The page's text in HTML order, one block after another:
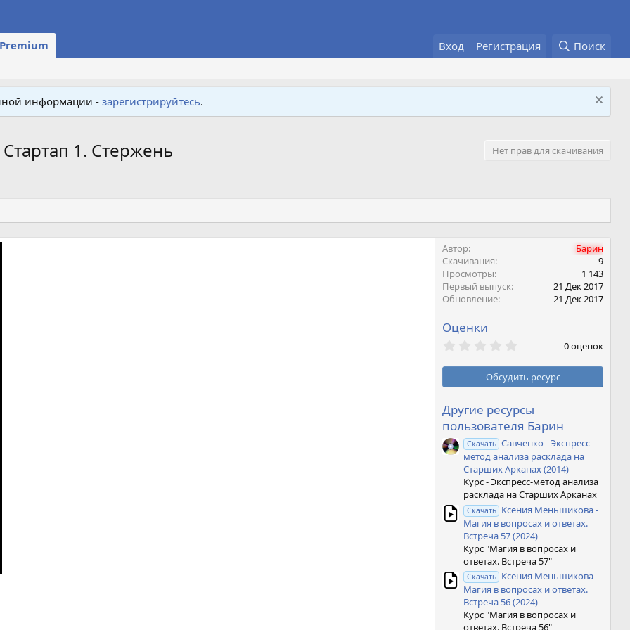
Premium Вход Регистрация Поиск
информации - зарегистрируйтесь.
1. Стержень Нет прав для скачивания
Автор
Барин
Скачивания
9
Просмотры
1 143
Первый выпуск
21 Дек 2017
Обновление
21 Дек 2017
Оценки
0
0
з
ё
з
д
0 оценок
Обсудить ресурс
Другие ресурсы
пользователя Барин
Скачать Савченко - Экспресс-
метод анализа расклада на
Старших Арканах (2014)
Курс - Экспресс-метод анализа
расклада на Старших Арканах
Скачать Ксения Меньшикова -
Магия в вопросах и ответах.
Встреча 57 (2024)
Курс "Магия в вопросах и
ответах. Встреча 57"
Скачать Ксения Меньшикова -
Магия в вопросах и ответах.
Встреча 56 (2024)
Курс "Магия в вопросах и
ответах. Встреча 56"